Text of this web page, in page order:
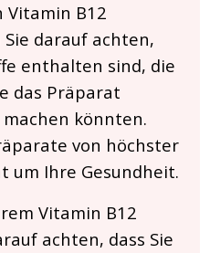
Vitamin B12
Sie darauf achten,
enthalten sind, die
das Präparat
könnten.
von höchster
um Ihre Gesundheit.
Vitamin B12
achten, dass Sie